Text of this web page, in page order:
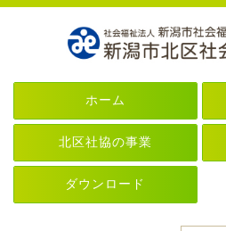
ホーム
北区社協の事業
ダウンロード